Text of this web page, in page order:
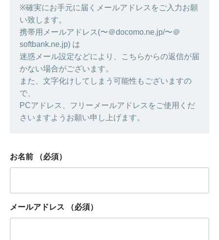
※確実にお手元に届くメールアドレスをご入力お願
い致します。
携帯用メールアドレス(〜＠docomo.ne.jp/〜＠
softbank.ne.jp) は
迷惑メール設定などにより、こちらからの返信が届
かない場合がございます。
また、文字化けしてしまう可能性もございますの
で、
PCアドレス、フリーメールアドレスをご使用くだ
さいますようお願い申し上げます。
お名前 （必須）
メールアドレス （必須）